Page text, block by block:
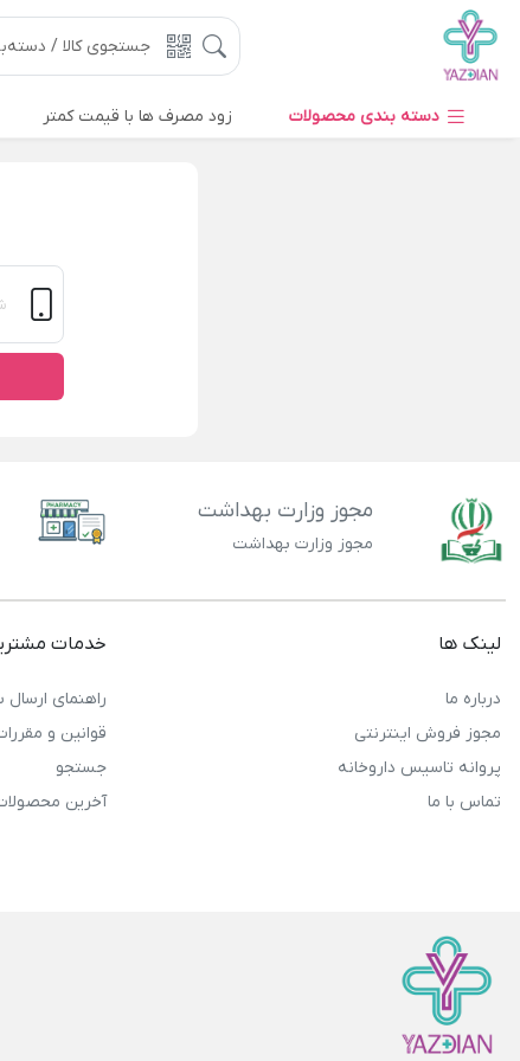
دسته بندی محصولات زود مصرف ها با قیمت کمتر
مجوز وزارت بهداشت
مجوز وزارت بهداشت
لینک ها
درباره ما
مجوز فروش اینترنتی
پروانه تاسیس داروخانه
تماس با ما
خدمات
راهنمای
قوانین و
جستجو
آخرین